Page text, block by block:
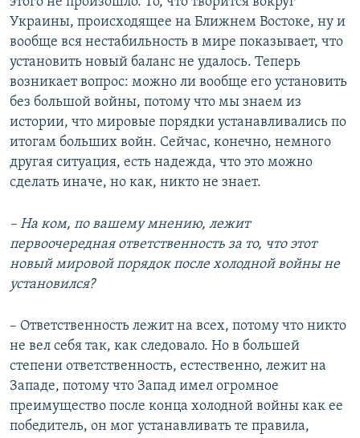
Украины, происходящее на Ближнем Востоке, ну и
вообще вся нестабильность в мире показывает, что
установить новый баланс не удалось. Теперь
возникает вопрос: можно ли вообще его установить
без большой войны, потому что мы знаем из
истории, что мировые порядки устанавливались по
итогам больших войн. Сейчас, конечно, немного
другая ситуация, есть надежда, что это можно
сделать иначе, но как, никто не знает.
– На ком, по вашему мнению, лежит
первоочередная ответственность за то, что этот
новый мировой порядок после холодной войны не
установился?
– Ответственность лежит на всех, потому что никто
не вел себя так, как следовало. Но в большей
степени ответственность, естественно, лежит на
Западе, потому что Запад имел огромное
преимущество после конца холодной войны как ее
победитель, он мог устанавливать те правила,